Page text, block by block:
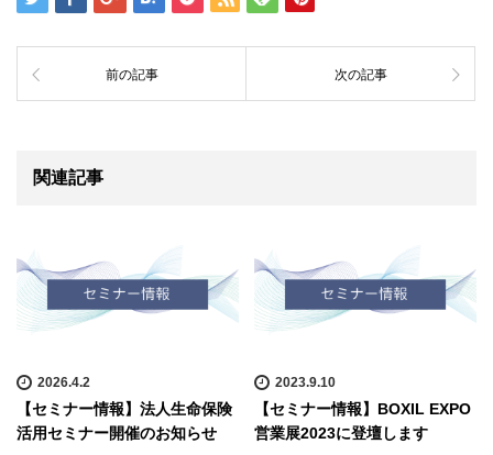
前の記事 次の記事
関連記事
2026.4.2
【セミナー情報】法人生命保険
活用セミナー開催のお知らせ
2023.9.10
【セミナー情報】BOXIL EXPO
営業展2023に登壇します